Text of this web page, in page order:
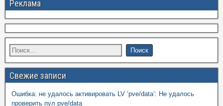
Реклама
Свежие записи
Ошибка: не удалось активировать LV ‘pve/data’: Не удалось
проверить пул pve/data